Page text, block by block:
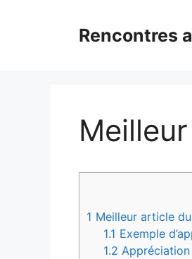
Rencontres
1 Meilleur article
1.1 Exemple
1.2 Appréciation